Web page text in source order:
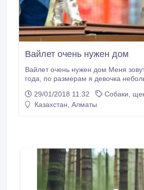
Вайлет очень нужен дом
Вайлет очень нужен дом Меня зовут
года, по размерам я девочка небольшая, поэтому
частном доме, если буду жить в доме. Хорошо
уживусь с другими собаками и кошками, с
29/01/2018 11:32
Собаки,
Казахстан, Алматы